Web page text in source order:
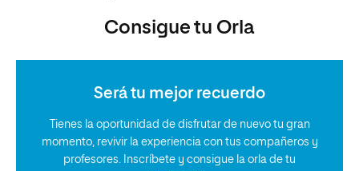
Consigue tu Orla
Será tu mejor recuerdo
Tienes la oportunidad de disfrutar de nuevo tu gran
momento, revivir la experiencia con tus compañeros y
profesores. Inscríbete y consigue la orla de tu